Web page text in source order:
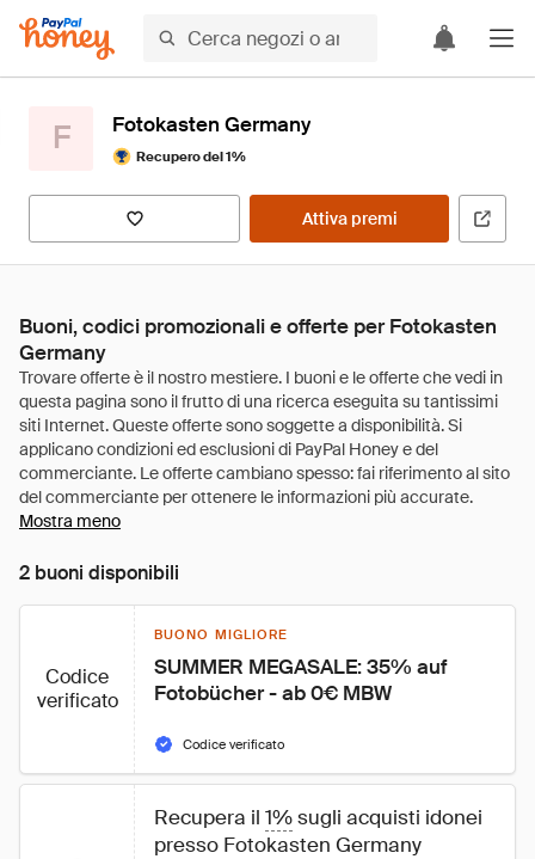
F Fotokasten Germany
Recupero del 1%
Attiva premi
Buoni, codici promozionali e offerte per Fotokasten
Germany
Mostra meno
2 buoni disponibili
Codice
verificato
BUONO MIGLIORE
SUMMER MEGASALE: 35% auf
Fotobücher - ab 0€ MBW
Codice verificato
Recupera il 1% sugli acquisti idonei
presso Fotokasten Germany